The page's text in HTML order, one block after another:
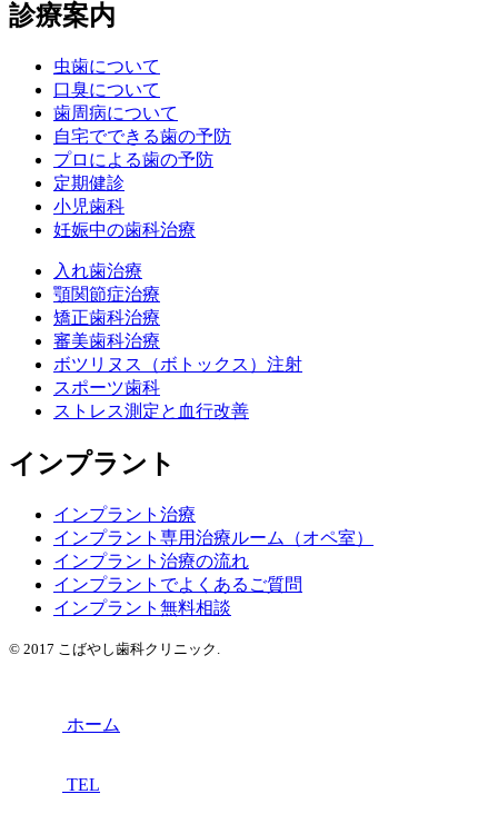
診療案内
虫歯について
口臭について
歯周病について
自宅でできる歯の予防
プロによる歯の予防
定期健診
小児歯科
妊娠中の歯科治療
入れ歯治療
顎関節症治療
矯正歯科治療
審美歯科治療
ボツリヌス（ボトックス）注射
スポーツ歯科
ストレス測定と血行改善
インプラント
インプラント治療
インプラント専用治療ルーム（オペ室）
インプラント治療の流れ
インプラントでよくあるご質問
インプラント無料相談
© 2017 こばやし歯科クリニック.
ホーム
TEL